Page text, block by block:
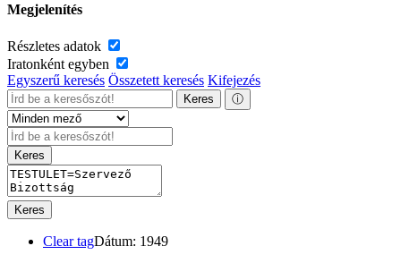
Megjelenítés
Részletes adatok
Iratonként egyben
Egyszerű keresés Összetett keresés Kifejezés
Keres ⓘ
Keres
Keres
Clear tagDátum: 1949